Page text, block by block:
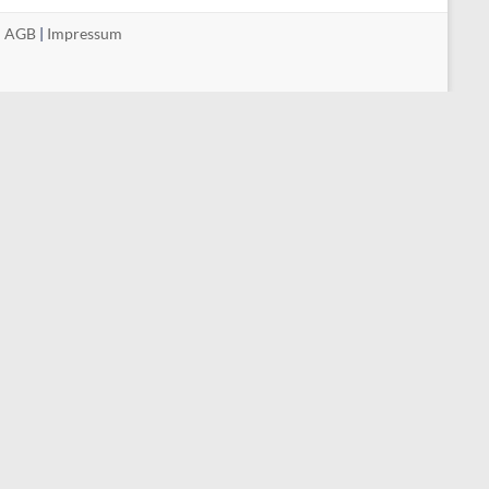
AGB | Impressum